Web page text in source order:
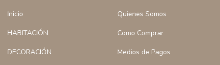
Inicio
HABITACIÓN
DECORACIÓN
Quienes Somos
Como Comprar
Medios de Pagos